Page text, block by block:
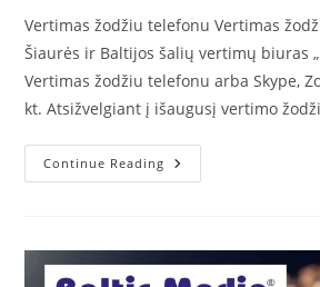
Vertimas žodžiu telefonu Vertimas
Šiaurės ir Baltijos šalių vertimų biuras
Vertimas žodžiu telefonu arba Skype,
kt. Atsižvelgiant į išaugusį vertimo
Continue Reading Vertimas
Žodžiu